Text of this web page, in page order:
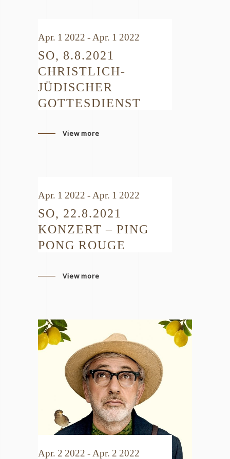
Apr. 1 2022 - Apr. 1 2022
SO, 8.8.2021
CHRISTLICH-
JÜDISCHER
GOTTESDIENST
View more
Apr. 1 2022 - Apr. 1 2022
SO, 22.8.2021
KONZERT – PING
PONG ROUGE
View more
Apr. 2 2022 - Apr. 2 2022